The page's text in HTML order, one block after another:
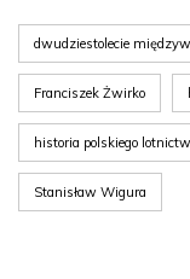
dwudziestolecie
Franciszek Żwirko
historia polskiego
Stanisław Wigura